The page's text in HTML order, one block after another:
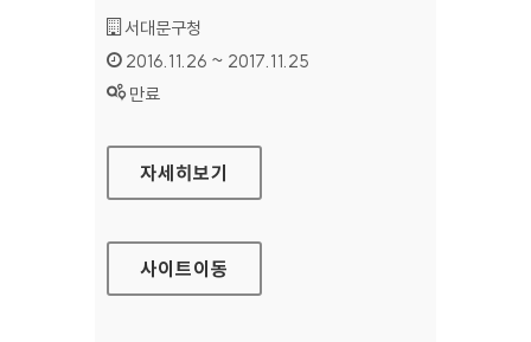
기관명 :
서대문구청
인증기간 :
2016.11.26 ~ 2017.11.25
상태 :
만료
서대문구 대표 홈페이지
자세히보기
사이트이동